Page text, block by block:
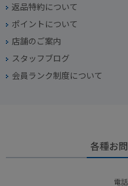
返品特約について
ポイントについて
店舗のご案内
スタッフブログ
会員ランク制度について
各種お
電